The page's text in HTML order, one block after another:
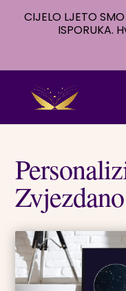
CIJELO LJETO
ISPORUKA.